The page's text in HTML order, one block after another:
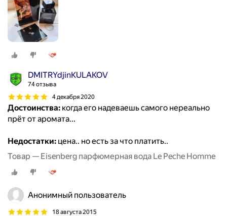
DMITRYdjinKULAKOV
74 отзыва
4 декабря 2020
Достоинства: когда его надеваешь самого нереально
прёт от аромата...
Недостатки: цена.. но есть за что платить..
Товар — Eisenberg парфюмерная вода Le Peche Homme
Анонимный пользователь
18 августа 2015